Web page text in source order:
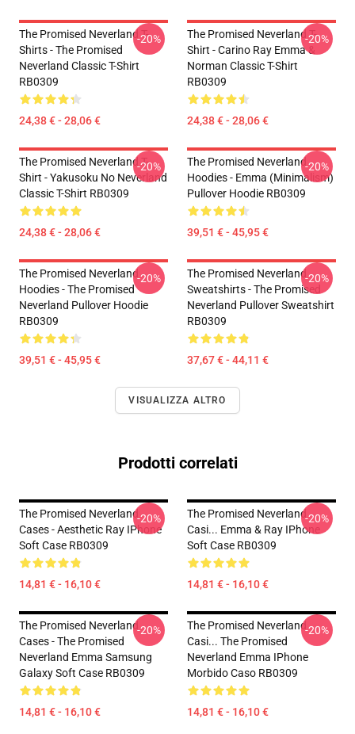
The Promised Neverland T-
Shirts - The Promised
Neverland Classic T-Shirt
RB0309
24,38 € - 28,06 €
-20%
The Promised Neverland T-
Shirt - Carino Ray Emma &
Norman Classic T-Shirt
RB0309
24,38 € - 28,06 €
-20%
The Promised Neverland T-
Shirt - Yakusoku No Neverland
Classic T-Shirt RB0309
24,38 € - 28,06 €
-20%
The Promised Neverland
Hoodies - Emma (Minimalism)
Pullover Hoodie RB0309
39,51 € - 45,95 €
-20%
The Promised Neverland
Hoodies - The Promised
Neverland Pullover Hoodie
RB0309
39,51 € - 45,95 €
-20%
The Promised Neverland
Sweatshirts - The Promised
Neverland Pullover Sweatshirt
RB0309
37,67 € - 44,11 €
-20%
VISUALIZZA ALTRO
Prodotti correlati
The Promised Neverland
Cases - Aesthetic Ray IPhone
Soft Case RB0309
14,81 € - 16,10 €
-20%
The Promised Neverland
Casi... Emma & Ray IPhone
Soft Case RB0309
14,81 € - 16,10 €
-20%
The Promised Neverland
Cases - The Promised
Neverland Emma Samsung
Galaxy Soft Case RB0309
14,81 € - 16,10 €
-20%
The Promised Neverland
Casi... The Promised
Neverland Emma IPhone
Morbido Caso RB0309
14,81 € - 16,10 €
-20%